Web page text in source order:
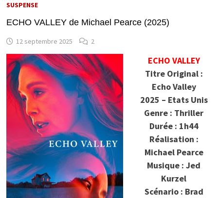
SUSPENSE
ECHO VALLEY de Michael Pearce (2025)
12 septembre 2025 2
ECHO VALLEY
Titre Original :
Echo Valley
2025 – Etats Unis
Genre : Thriller
Durée : 1h44
Réalisation :
Michael Pearce
Musique : Jed
Kurzel
Scénario : Brad